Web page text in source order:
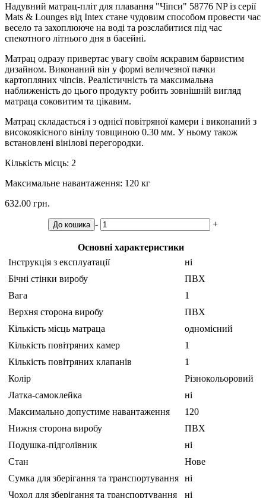
Надувний матрац-пліт для плавання "Чіпси" 58776 NP із серії
Mats & Lounges від Intex стане чудовим способом провести час
весело та захоплююче на воді та розслабитися під час
спекотного літнього дня в басейні.
Матрац одразу привертає увагу своїм яскравим барвистим
дизайном. Виконаний він у формі величезної пачки
картопляних чіпсів. Реалістичність та максимальна
наближеність до цього продукту робить зовнішній вигляд
матраца соковитим та цікавим.
Матрац складається і з однієї повітряної камери і виконаний з
високоякісного вінілу товщиною 0.30 мм. У ньому також
встановлені вінілові перегородки.
Кількість місць: 2
Максимальне навантаження: 120 кг
632.00 грн.
До кошика - +
Основні характеристики
Інструкція з експлуатації
ні
Бічні стінки виробу
ПВХ
Вага
1
Верхня сторона виробу
ПВХ
Кількість місць матраца
одномісний
Кількість повітряних камер
1
Кількість повітряних клапанів
1
Колір
Різнокольоровий
Латка-самоклейка
ні
Максимально допустиме навантаження
120
Нижня сторона виробу
ПВХ
Подушка-підголівник
ні
Стан
Нове
Сумка для зберігання та транспортування ні
Чохол для зберігання та транспортування
ні